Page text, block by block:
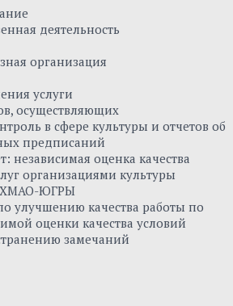
деятельность
организация
услуги
осуществляющих
в сфере культуры и отчетов об
предписаний
независимая оценка качества
организациями культуры
ХМАО-ЮГРЫ
улучшению качества работы по
оценки качества условий
замечаний